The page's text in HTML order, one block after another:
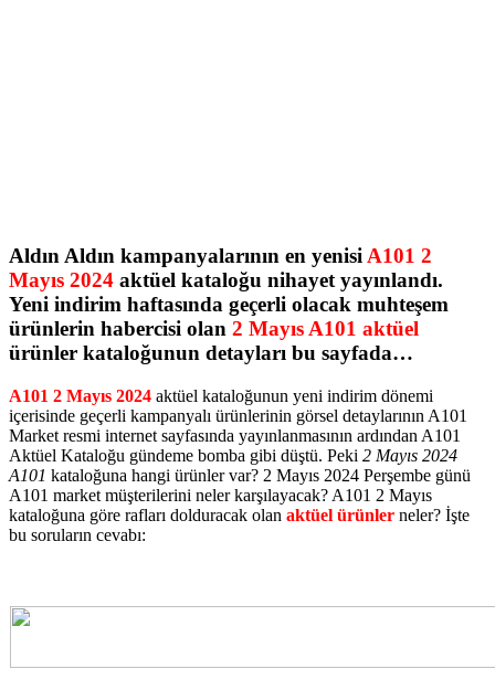
Aldın Aldın kampanyalarının en yenisiA101 2
Mayıs 2024 aktüel kataloğu nihayet yayınlandı.
Yeni indirim haftasında geçerli olacak muhteşem
ürünlerin habercisi olan 2 Mayıs A101 aktüel
ürünler kataloğunun detayları bu sayfada…
A101 2 Mayıs 2024 aktüel kataloğunun yeni indirim dönemi
içerisinde geçerli kampanyalı ürünlerinin görsel detaylarının A101
Market resmi internet sayfasında yayınlanmasının ardından A101
Aktüel Kataloğu gündeme bomba gibi düştü. Peki 2 Mayıs 2024
A101 kataloğuna hangi ürünler var? 2 Mayıs 2024 Perşembe günü
A101 market müşterilerini neler karşılayacak? A101 2 Mayıs
kataloğuna göre rafları dolduracak olan aktüel ürünler neler? İşte
bu soruların cevabı: